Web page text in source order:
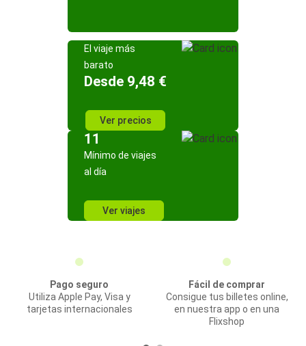
El viaje más
barato
Desde 9,48 €
Ver precios
11
Mínimo de viajes
al día
Ver viajes
Pago seguro
Utiliza Apple Pay, Visa y
tarjetas internacionales
Fácil de comprar
Consigue tus billetes online,
en nuestra app o en una
Flixshop